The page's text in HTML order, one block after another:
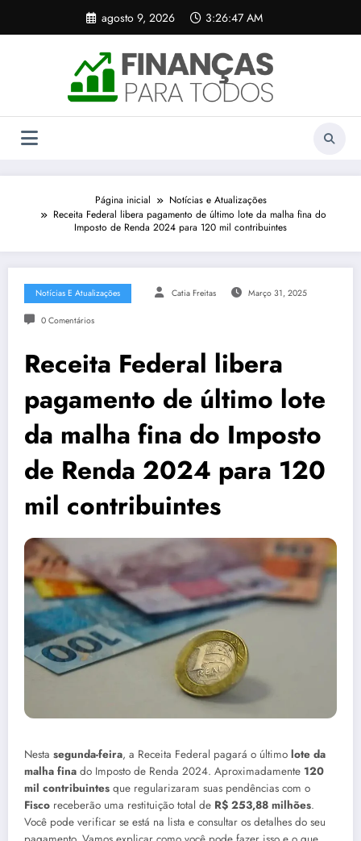
o
agosto 9, 2026 3:26:48 AM
Página inicial
Notícias e Atualizações
Receita Federal libera pagamento de último lote da malha fina do
Imposto de Renda 2024 para 120 mil contribuintes
Notícias E Atualizações Catia Freitas Março 31, 2025
0 Comentários
Receita Federal libera
pagamento de último lote
da malha fina do Imposto
de Renda 2024 para 120
mil contribuintes
Nesta segunda-feira, a Receita Federal pagará o último lote da
malha fina do Imposto de Renda 2024. Aproximadamente 120
mil contribuintes que regularizaram suas pendências com o
Fisco receberão uma restituição total de R$ 253,88 milhões.
Você pode verificar se está na lista e consultar os detalhes do seu